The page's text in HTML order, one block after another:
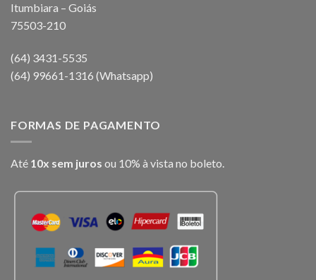
Itumbiara – Goiás
75503-210
(64) 3431-5535
(64) 99661-1316 (Whatsapp)
FORMAS DE PAGAMENTO
Até 10x sem juros ou 10% à vista no boleto.